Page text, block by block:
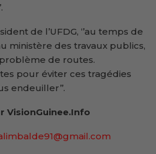
de l’UFDG, ‘’au temps de
ministère des travaux publics,
problème de routes.
pour éviter ces tragédies
endeuiller’’.
VisionGuinee.Info